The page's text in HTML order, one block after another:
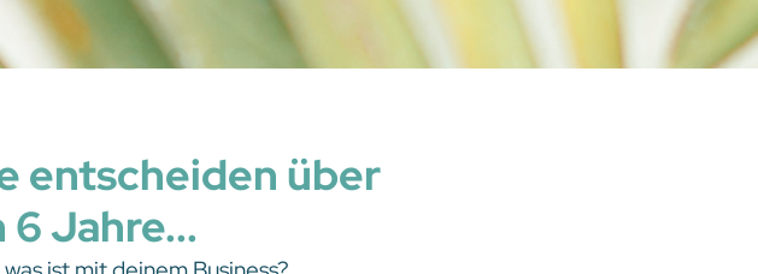
entscheiden über
Jahre...